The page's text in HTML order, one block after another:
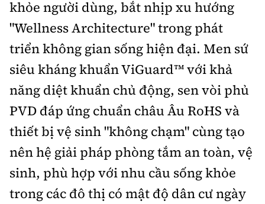
khỏe người dùng, bắt nhịp xu hướng
"Wellness Architecture" trong phát
triển không gian sống hiện đại. Men sứ
siêu kháng khuẩn ViGuard™ với khả
năng diệt khuẩn chủ động, sen vòi phủ
PVD đáp ứng chuẩn châu Âu RoHS và
thiết bị vệ sinh "không chạm" cùng tạo
nên hệ giải pháp phòng tắm an toàn, vệ
sinh, phù hợp với nhu cầu sống khỏe
trong các đô thị có mật độ dân cư ngày